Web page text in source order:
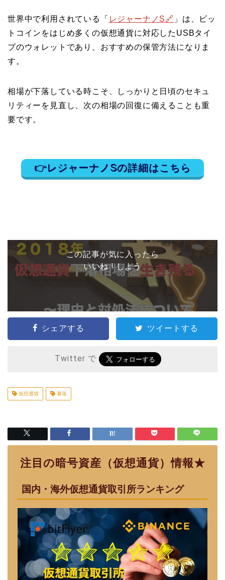
世界中で利用されている「 レジャーナノS🔗 」は、ビッ
トコインをはじめ多くの仮想通貨に対応したUSBタイ
プのウォレットであり、おすすめの保管方法になりま
す。
相場が下落している時こそ、しっかりと日頃のセキュ
リティーを見直し、次の相場の回復に備えることも重
要です。
👉レジャーナノSの詳細はこちら
この記事が気に入ったら
いいね ! しよう
シェアする ツイートする
Twitter で
仮想通貨 暴落
注目の暗号資産（仮想通貨）情報★
国内・海外仮想通貨取引所ランキング